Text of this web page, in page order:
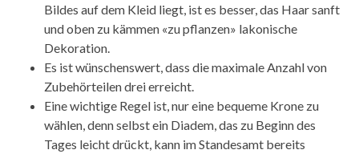
Bildes auf dem Kleid liegt, ist es besser, das Haar sanft
und oben zu kämmen «zu pflanzen» lakonische
Dekoration.
Es ist wünschenswert, dass die maximale Anzahl von
Zubehörteilen drei erreicht.
Eine wichtige Regel ist, nur eine bequeme Krone zu
wählen, denn selbst ein Diadem, das zu Beginn des
Tages leicht drückt, kann im Standesamt bereits